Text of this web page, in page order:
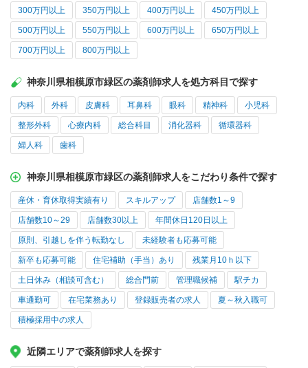
300万円以上 350万円以上 400万円以上 450万円以上
500万円以上 550万円以上 600万円以上 650万円以上
700万円以上 800万円以上
神奈川県相模原市緑区の薬剤師求人を処方科目で探す
内科 外科 皮膚科 耳鼻科 眼科 精神科 小児科
整形外科 心療内科 総合科目 消化器科 循環器科
婦人科 歯科
神奈川県相模原市緑区の薬剤師求人をこだわり条件で探す
産休・育休取得実績有り スキルアップ 店舗数1～9
店舗数10～29 店舗数30以上 年間休日120日以上
原則、引越しを伴う転勤なし 未経験者も応募可能
新卒も応募可能 住宅補助（手当）あり 残業月10ｈ以下
土日休み（相談可含む） 総合門前 管理職候補 駅チカ
車通勤可 在宅業務あり 登録販売者の求人 夏～秋入職可
積極採用中の求人
近隣エリアで薬剤師求人を探す